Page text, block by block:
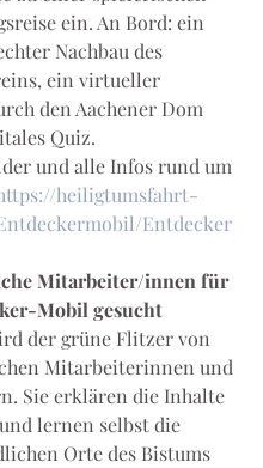
ein. An Bord: ein
Nachbau des
ein virtueller
den Aachener Dom
Quiz.
und alle Infos rund um
heiligtumsfahrt-
Entdecker
Mitarbeiter/innen für
Mobil gesucht
der grüne Flitzer von
Mitarbeiterinnen und
Sie erklären die Inhalte
lernen selbst die
Orte des Bistums